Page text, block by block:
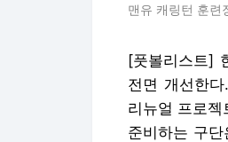
맨유 캐링턴 훈련
[풋볼리스트]
전면 개선한
리뉴얼 프로
준비하는 구